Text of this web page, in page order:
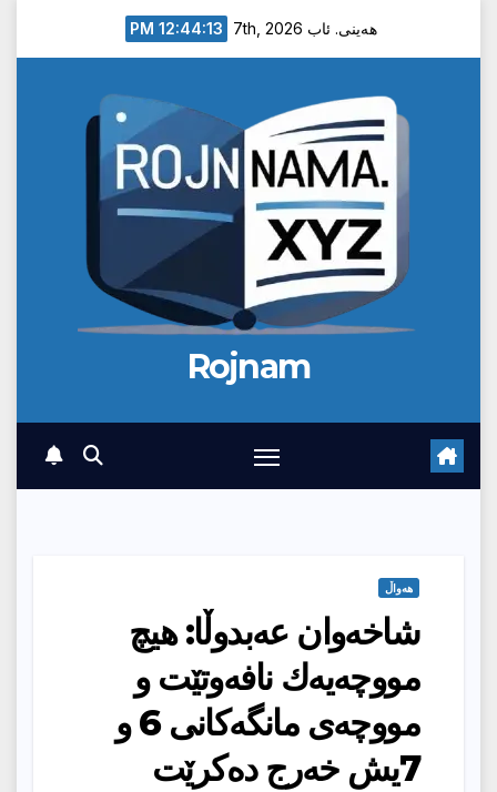
هەینی. ئاب 7th, 2026 12:44:14 PM
Rojnam
هەواڵ
شاخه‌وان عه‌بدوڵا: هیچ
مووچه‌یه‌ك نافه‌وتێت و
مووچه‌ی مانگه‌كانی 6 و
7یش خه‌رج ده‌كرێت